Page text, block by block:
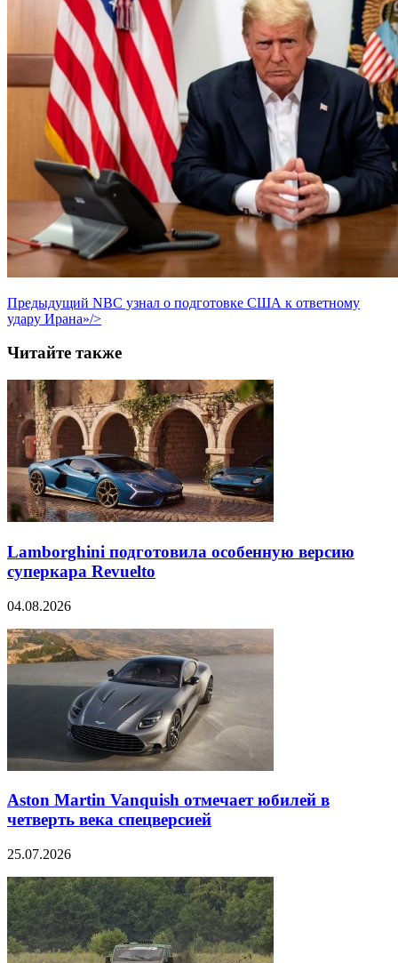
Предыдущий NBC узнал о подготовке США к ответному
удару Ирана»/>
Читайте также
Lamborghini подготовила особенную версию
суперкара Revuelto
04.08.2026
Aston Martin Vanquish отмечает юбилей в
четверть века спецверсией
25.07.2026